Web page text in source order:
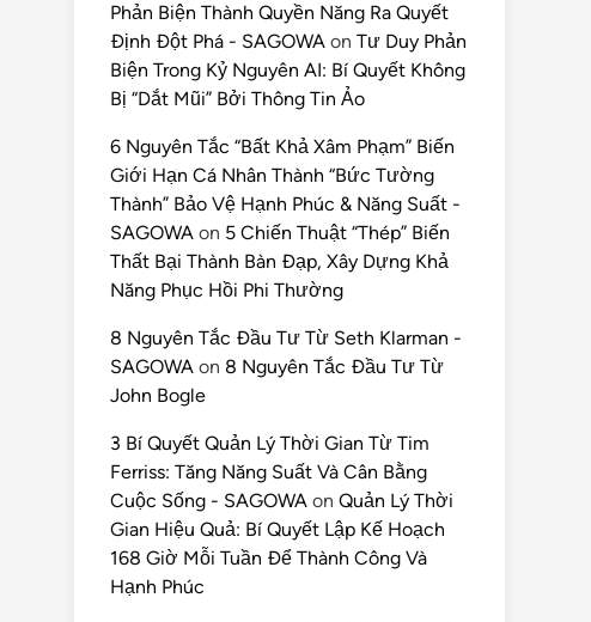
Phản Biện Thành Quyền Năng Ra Quyết
Định Đột Phá - SAGOWA on Tư Duy Phản
Biện Trong Kỷ Nguyên AI: Bí Quyết Không
Bị “Dắt Mũi” Bởi Thông Tin Ảo
6 Nguyên Tắc “Bất Khả Xâm Phạm” Biến
Giới Hạn Cá Nhân Thành “Bức Tường
Thành” Bảo Vệ Hạnh Phúc & Năng Suất -
SAGOWA on 5 Chiến Thuật “Thép” Biến
Thất Bại Thành Bàn Đạp, Xây Dựng Khả
Năng Phục Hồi Phi Thường
8 Nguyên Tắc Đầu Tư Từ Seth Klarman -
SAGOWA on 8 Nguyên Tắc Đầu Tư Từ
John Bogle
3 Bí Quyết Quản Lý Thời Gian Từ Tim
Ferriss: Tăng Năng Suất Và Cân Bằng
Cuộc Sống - SAGOWA on Quản Lý Thời
Gian Hiệu Quả: Bí Quyết Lập Kế Hoạch
168 Giờ Mỗi Tuần Để Thành Công Và
Hạnh Phúc